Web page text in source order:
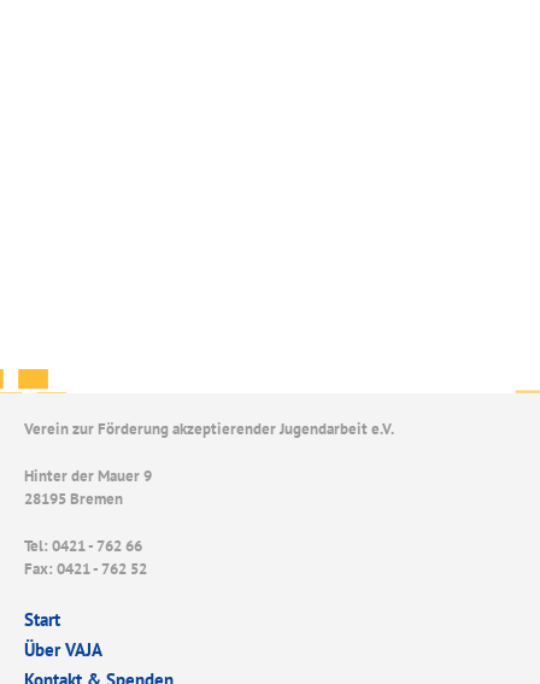
Verein zur Förderung akzeptierender Jugendarbeit e.V.
Hinter der Mauer 9
28195 Bremen
Tel: 0421 - 762 66
Fax: 0421 - 762 52
Start
Über VAJA